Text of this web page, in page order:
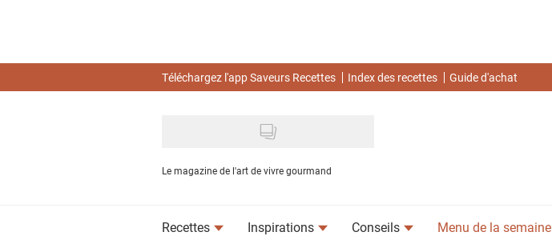
Téléchargez l'app Saveurs Recettes Index des recettes Guide d'achat
Le magazine de l'art de vivre gourmand
Recettes Inspirations Conseils Menu de la semaine